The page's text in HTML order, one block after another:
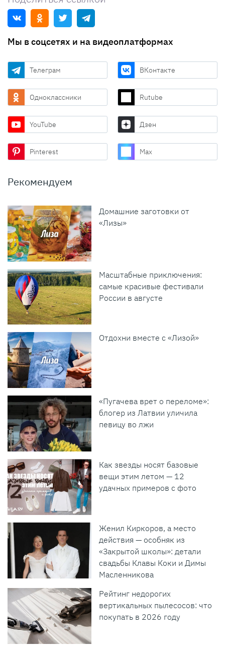
Мы в соцсетях и на видеоплатформах
Телеграм ВКонтакте
Одноклассники Rutube
YouTube Дзен
Pinterest Max
Рекомендуем
Домашние заготовки от
«Лизы»
Масштабные приключения:
самые красивые фестивали
России в августе
Отдохни вместе с «Лизой»
«Пугачева врет о переломе»:
блогер из Латвии уличила
певицу во лжи
Как звезды носят базовые
вещи этим летом — 12
удачных примеров с фото
Женил Киркоров, а место
действия — особняк из
«Закрытой школы»: детали
свадьбы Клавы Коки и Димы
Масленникова
Рейтинг недорогих
вертикальных пылесосов: что
покупать в 2026 году